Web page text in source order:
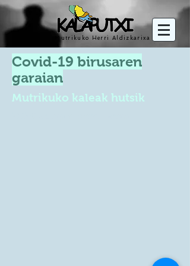
Mutrikuko Herri Aldizkarixa
Covid-19 birusaren
garaian
Mutrikuko kaleak hutsik